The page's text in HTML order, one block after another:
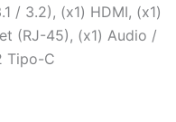
/ 3.2), (x1) HDMI, (x1)
(RJ-45), (x1) Audio /
Tipo-C